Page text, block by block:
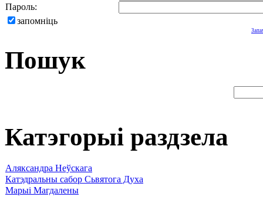
Пароль:
запомніць
Пошук
Катэгорыі раздзела
Аляксандра Неўскага
Катэдральны сабор Сьвятога Духа
Марыі Магдалены